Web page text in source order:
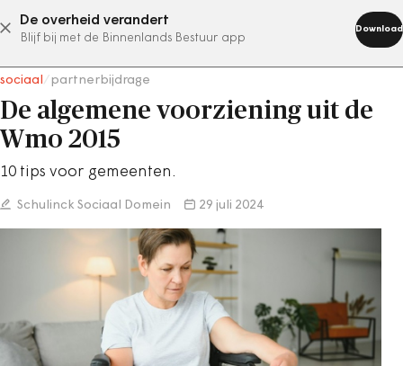
De overheid verandert
Blijf bij met de Binnenlands Bestuur app
Download
abonneer nu
sociaal partnerbijdrage
De algemene voorziening uit de
Wmo 2015
10 tips voor gemeenten.
Schulinck Sociaal Domein 29 juli 2024